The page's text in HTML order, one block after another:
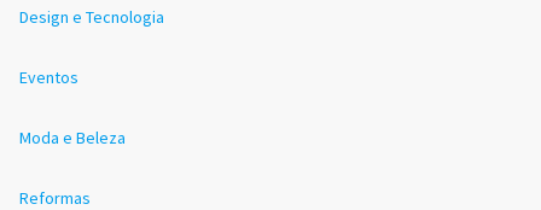
Design e Tecnologia
Eventos
Moda e Beleza
Reformas